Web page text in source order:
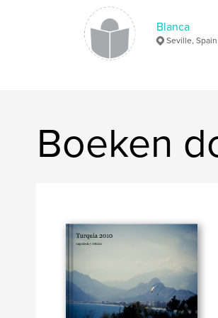
Blanca
Seville, Spain
Boeken